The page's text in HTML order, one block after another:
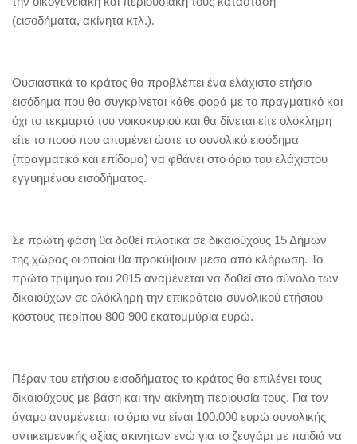
(εισοδήματα, ακίνητα κτλ.).
Ουσιαστικά το κράτος θα προβλέπει ένα ελάχιστο ετήσιο
εισόδημα που θα συγκρίνεται κάθε φορά με το πραγματικό και
όχι το τεκμαρτό του νοικοκυριού και θα δίνεται είτε ολόκληρη
είτε το ποσό που απομένει ώστε το συνολικό εισόδημα
(πραγματικό και επίδομα) να φθάνει στο όριο του ελάχιστου
εγγυημένου εισοδήματος.
Σε πρώτη φάση θα δοθεί πιλοτικά σε δικαιούχους 15 Δήμων
της χώρας οι οποίοι θα προκύψουν μέσα από κλήρωση. Το
πρώτο τρίμηνο του 2015 αναμένεται να δοθεί στο σύνολο των
δικαιούχων σε ολόκληρη την επικράτεια συνολικού ετήσιου
κόστους περίπου 800-900 εκατομμύρια ευρώ.
Πέραν του ετήσιου εισοδήματος το κράτος θα επιλέγει τους
δικαιούχους με βάση και την ακίνητη περιουσία τους. Για τον
άγαμο αναμένεται το όριο να είναι 100.000 ευρώ συνολικής
αντικειμενικής αξίας ακινήτων ενώ για το ζευγάρι με παιδιά να